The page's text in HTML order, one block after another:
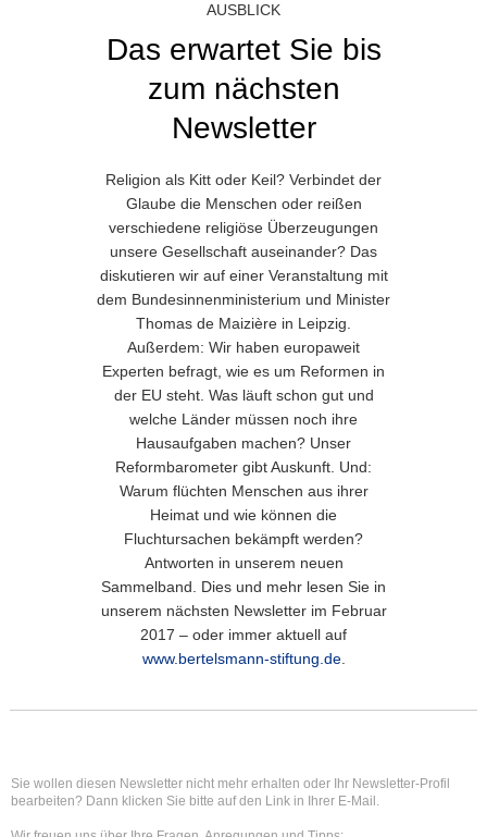
AUSBLICK
Das erwartet Sie bis
zum nächsten
Newsletter
Religion als Kitt oder Keil? Verbindet der
Glaube die Menschen oder reißen
verschiedene religiöse Überzeugungen
unsere Gesellschaft auseinander? Das
diskutieren wir auf einer Veranstaltung mit
dem Bundesinnenministerium und Minister
Thomas de Maizière in Leipzig.
Außerdem: Wir haben europaweit
Experten befragt, wie es um Reformen in
der EU steht. Was läuft schon gut und
welche Länder müssen noch ihre
Hausaufgaben machen? Unser
Reformbarometer gibt Auskunft. Und:
Warum flüchten Menschen aus ihrer
Heimat und wie können die
Fluchtursachen bekämpft werden?
Antworten in unserem neuen
Sammelband. Dies und mehr lesen Sie in
unserem nächsten Newsletter im Februar
2017 – oder immer aktuell auf
www.bertelsmann-stiftung.de.
Sie wollen diesen Newsletter nicht mehr erhalten oder Ihr Newsletter-Profil
bearbeiten? Dann klicken Sie bitte auf den Link in Ihrer E-Mail.